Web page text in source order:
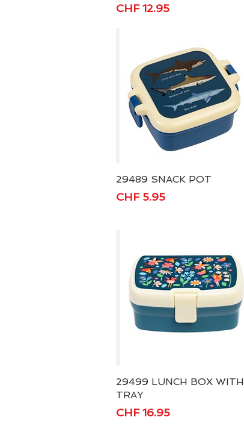
Preis
CHF 12.95
Schnellansicht
29489 SNACK POT
Preis
CHF 5.95
Schnellansicht
29499 LUNCH BOX WITH
TRAY
Preis
CHF 16.95